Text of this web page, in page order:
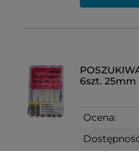
6szt. 25mm
Ocena: